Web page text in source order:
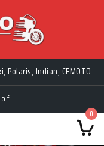
Indian, CFMOTO
0